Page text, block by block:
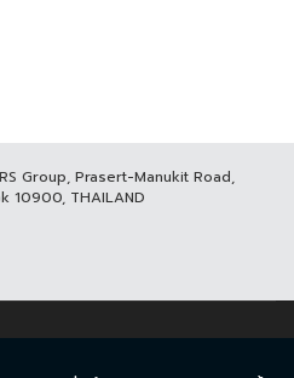
Group, Prasert-Manukit Road,
10900, THAILAND
ALL RIGHT RESERVED.